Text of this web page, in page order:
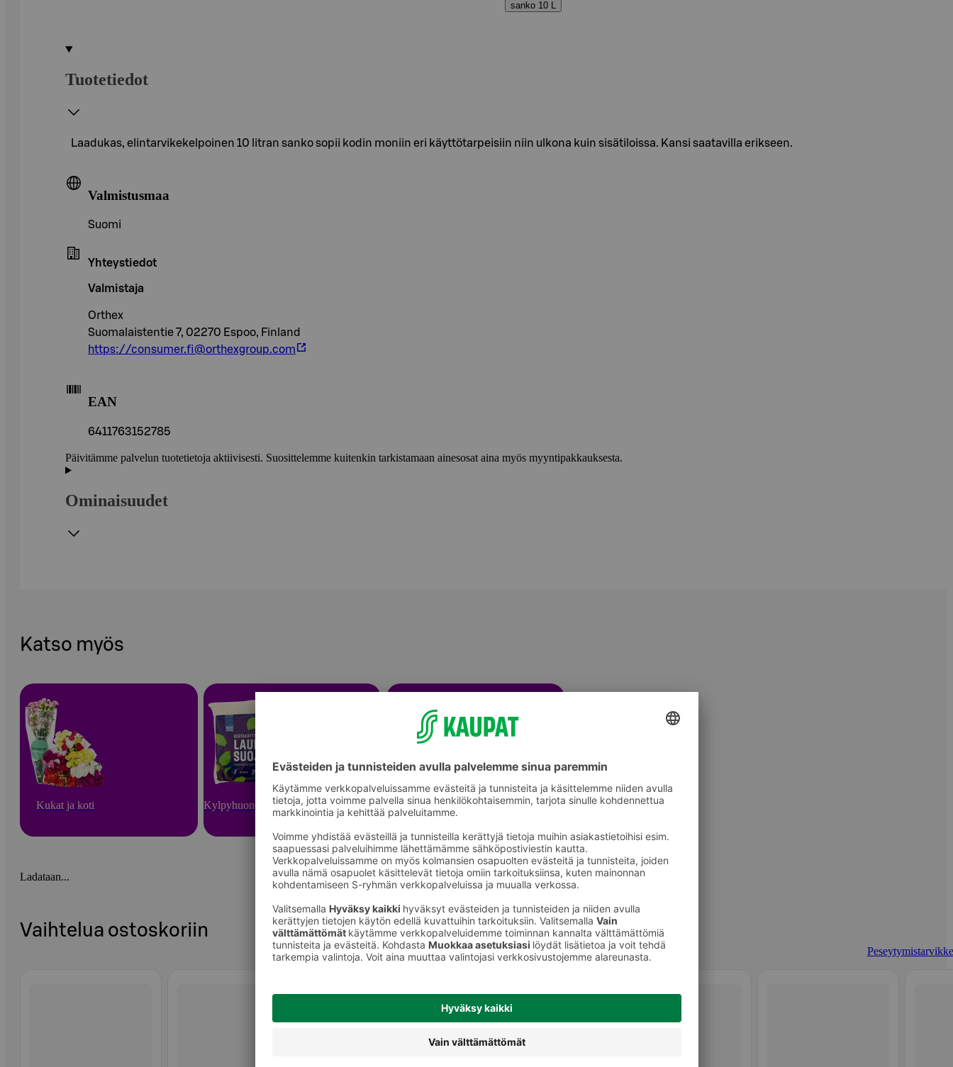
sanko 10 L
Tuotetiedot
Laadukas, elintarvikekelpoinen 10 litran sanko sopii kodin moniin eri käyttötarpeisiin niin ulkona kuin sisätiloissa. Kansi saatavilla erikseen.
Valmistusmaa
Suomi
Yhteystiedot
Valmistaja
Orthex
Suomalaistentie 7, 02270 Espoo, Finland
https://consumer.fi@orthexgroup.com
EAN
6411763152785
Päivitämme palvelun tuotetietoja aktiivisesti. Suosittelemme kuitenkin tarkistamaan ainesosat aina myös myyntipakkauksesta.
Ominaisuudet
Katso myös
Kukat ja koti Kylpyhuone ja sauna Peseytymistarvikkeet
Ladataan...
Vaihtelua ostoskoriin